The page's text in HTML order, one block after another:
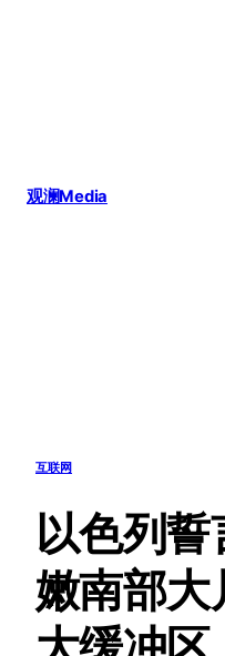
观澜Media
互联网
以色列
嫩南部大